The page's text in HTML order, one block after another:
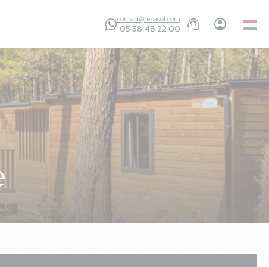
contact@resasol.com
05 58 48 22 00 Dutch